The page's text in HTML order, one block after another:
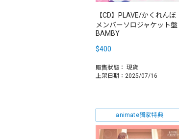
【CD】PLAVE/かくれんぼ
メンバーソロジャケット
BAMBY
$400
販售狀態： 現貨
上架日期：2025/07/16
animate獨家特典